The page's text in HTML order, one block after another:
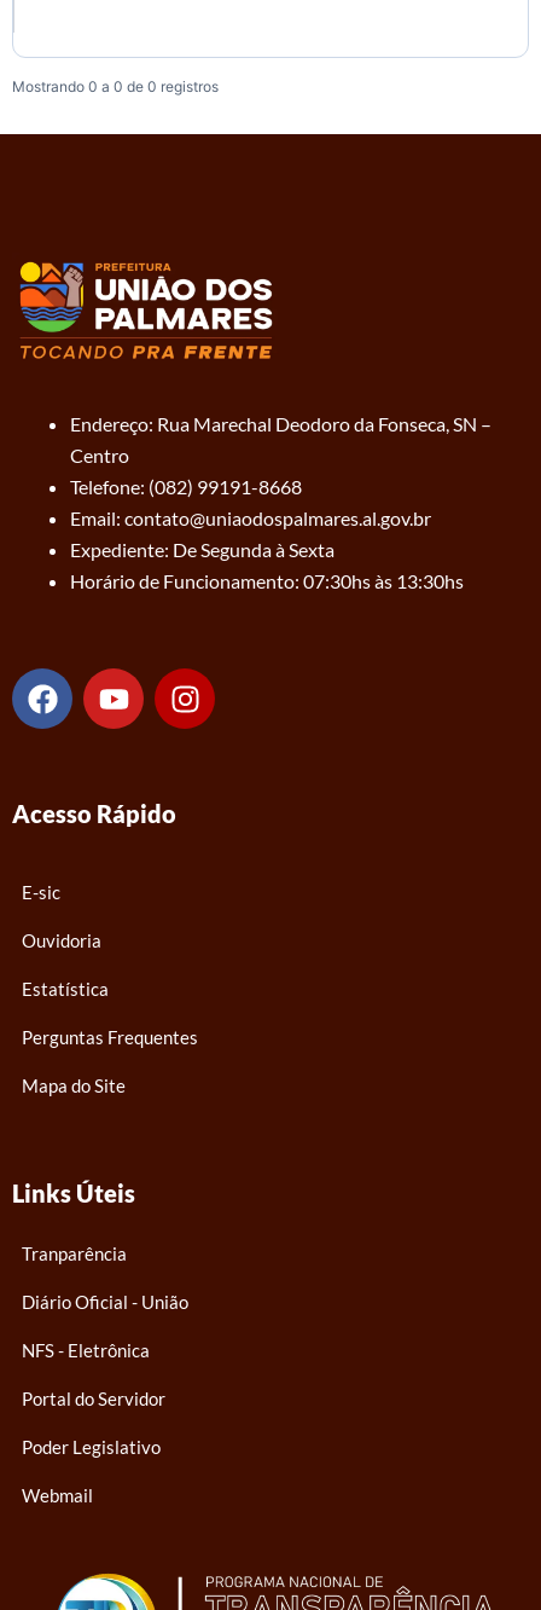
Mostrando 0 a 0 de 0 registros
Endereço: Rua Marechal Deodoro da Fonseca, SN –
Centro
Telefone: (082) 99191-8668
Email: contato@uniaodospalmares.al.gov.br
Expediente: De Segunda à Sexta
Horário de Funcionamento: 07:30hs às 13:30hs
F
a
b
o
k
Y
o
u
b
I
n
Acesso Rápido
E-sic
Ouvidoria
Estatística
Perguntas Frequentes
Mapa do Site
Links Úteis
Tranparência
Diário Oficial - União
NFS - Eletrônica
Portal do Servidor
Poder Legislativo
Webmail